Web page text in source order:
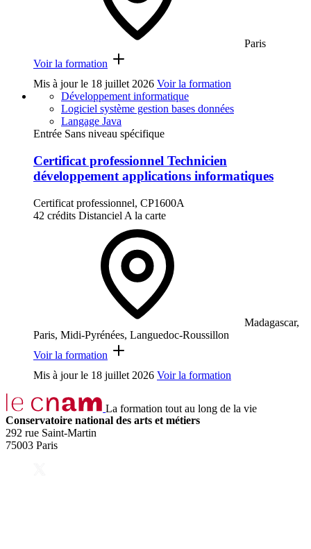
Paris
Voir la formation
Mis à jour le 18 juillet 2026 Voir la formation
Développement informatique
Logiciel système gestion bases données
Langage Java
Entrée Sans niveau spécifique
Certificat professionnel Technicien
développement applications informatiques
Certificat professionnel, CP1600A
42 crédits Distanciel A la carte
Madagascar,
Paris, Midi-Pyrénées, Languedoc-Roussillon
Voir la formation
Mis à jour le 18 juillet 2026 Voir la formation
La formation tout au long de la vie
Conservatoire national des arts et métiers
292 rue Saint-Martin
75003 Paris